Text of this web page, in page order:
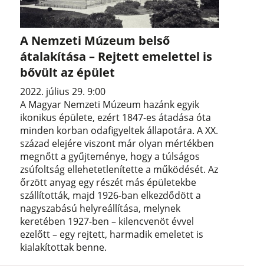
A Nemzeti Múzeum belső
átalakítása – Rejtett emelettel is
bővült az épület
2022. július 29. 9:00
A Magyar Nemzeti Múzeum hazánk egyik
ikonikus épülete, ezért 1847-es átadása óta
minden korban odafigyeltek állapotára. A XX.
század elejére viszont már olyan mértékben
megnőtt a gyűjteménye, hogy a túlságos
zsúfoltság ellehetetlenítette a működését. Az
őrzött anyag egy részét más épületekbe
szállították, majd 1926-ban elkezdődött a
nagyszabású helyreállítása, melynek
keretében 1927-ben – kilencvenöt évvel
ezelőtt – egy rejtett, harmadik emeletet is
kialakítottak benne.